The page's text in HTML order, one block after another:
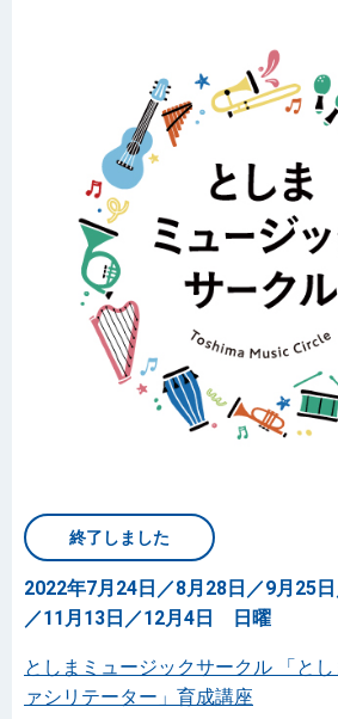
終了しました
2022年7月24日／8月28日／9月25
／11月13日／12月4日 日曜
としまミュージックサークル 「と
ァシリテーター」育成講座